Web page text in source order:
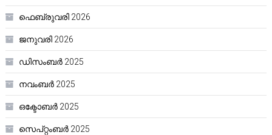
ഫെബ്രുവരി 2026
ജനുവരി 2026
ഡിസംബർ 2025
നവംബർ 2025
ഒക്ടോബർ 2025
സെപ്റ്റംബർ 2025